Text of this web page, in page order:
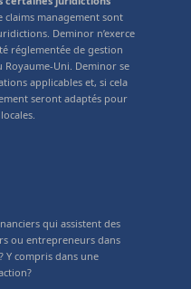
claims management sont
Deminor n’exerce
réglementée de gestion
Royaume-Uni. Deminor se
applicables et, si cela
seront adaptés pour
qui assistent des
ou entrepreneurs dans
Y compris dans une